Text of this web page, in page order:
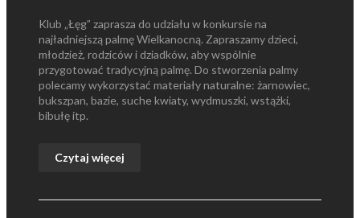
Klub „Łęg” zaprasza do udziału w konkursie na
najładniejszą palmę Wielkanocną. Zapraszamy dzieci,
młodzież, rodziców i dziadków, aby wspólnie
przygotować tradycyjną palmę. Do stworzenia palmy
polecamy wykorzystać materiały naturalne: żarnowiec,
bukszpan, bazie, suche kwiaty, wydmuszki, wstążki,
bibułę itp.
Czytaj więcej